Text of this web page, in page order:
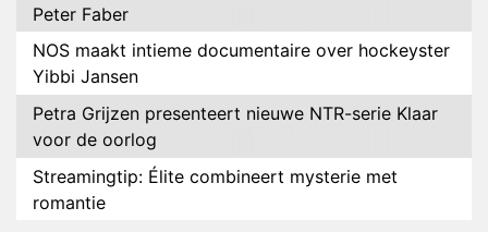
Peter Faber
NOS maakt intieme documentaire over hockeyster
Yibbi Jansen
Petra Grijzen presenteert nieuwe NTR-serie Klaar
voor de oorlog
Streamingtip: Élite combineert mysterie met
romantie